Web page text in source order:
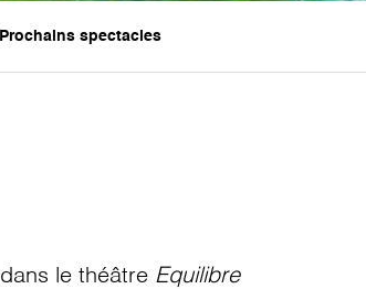
Prochains spectacles
dans le théâtre Equilibre